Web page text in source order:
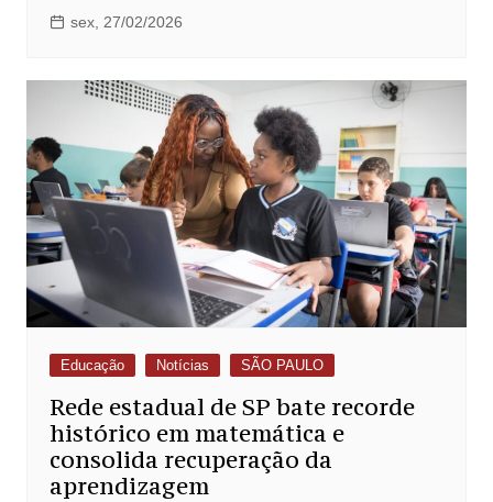
sex, 27/02/2026
Educação Notícias SÃO PAULO
Rede estadual de SP bate recorde
histórico em matemática e
consolida recuperação da
aprendizagem